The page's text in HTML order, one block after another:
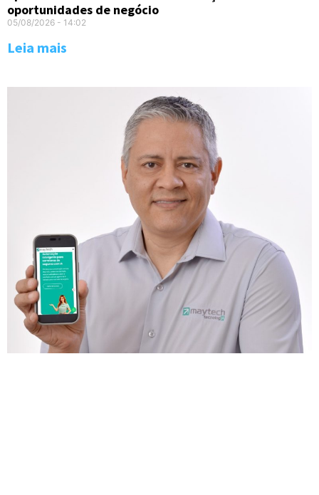
oportunidades de negócio
05/08/2026 14:02
Leia mais